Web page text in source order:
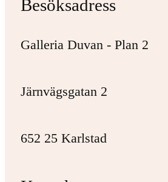
Besöksadress
Galleria Duvan - Plan 2
Järnvägsgatan 2
652 25 Karlstad